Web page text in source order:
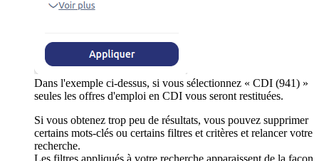
Dans l'exemple ci-dessus, si vous sélectionnez « CDI (941) »
seules les offres d'emploi en CDI vous seront restituées.
Si vous obtenez trop peu de résultats, vous pouvez supprimer
certains mots-clés ou certains filtres et critères et relancer votre
recherche.